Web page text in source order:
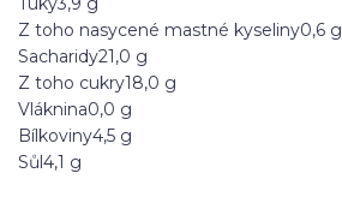
Z toho nasycené mastné kyseliny0,6 g
Sacharidy21,0 g
Z toho cukry18,0 g
Vláknina0,0 g
Bílkoviny4,5 g
Sůl4,1 g